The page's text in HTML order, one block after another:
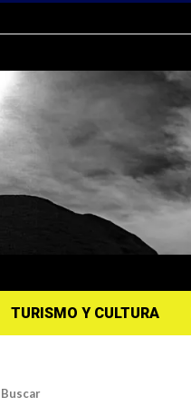
TURISMO Y CULTURA
Buscar